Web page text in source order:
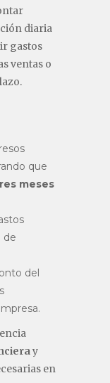
diaria
gastos
ventas o
que
meses
de
del
y
en